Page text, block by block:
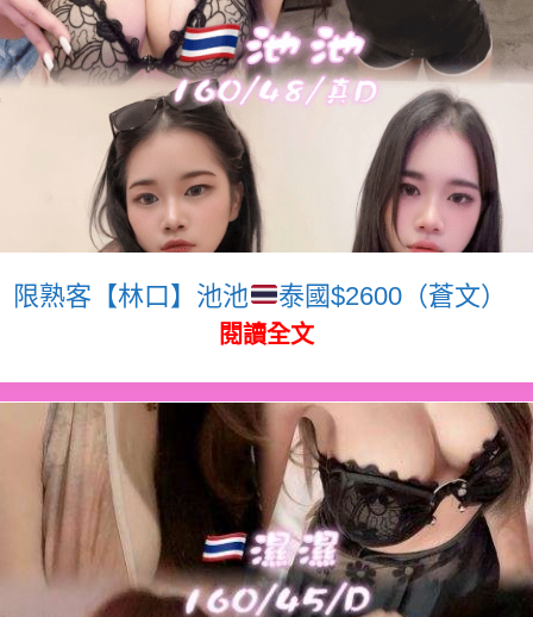
限熟客【林口】池池 泰國$2600（蒼文）
閱讀全文